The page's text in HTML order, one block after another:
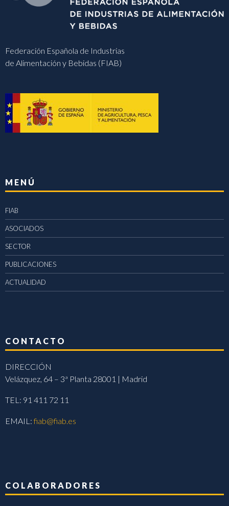
Federación Española de Industrias
de Alimentación y Bebidas (FIAB)
MENÚ
FIAB
ASOCIADOS
SECTOR
PUBLICACIONES
ACTUALIDAD
CONTACTO
DIRECCIÓN
Velázquez, 64 – 3ª Planta 28001 | Madrid
TEL: 91 411 72 11
EMAIL:fiab@fiab.es
COLABORADORES